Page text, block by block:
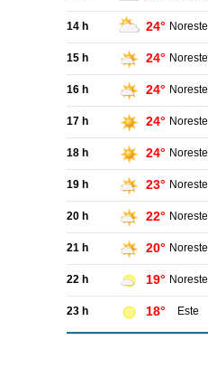
14 h 24° Noreste
15 h 24° Noreste
16 h 24° Noreste
17 h 24° Noreste
18 h 24° Noreste
19 h 23° Noreste
20 h 22° Noreste
21 h 20° Noreste
22 h 19° Noreste
23 h 18° Este